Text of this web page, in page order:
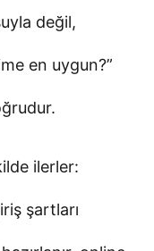
değil,
en uygun?”
ilerler:
şartları